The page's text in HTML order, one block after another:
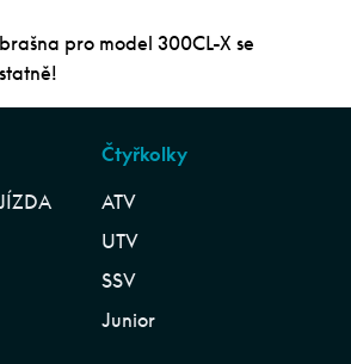
pro model 300CL-X se
Čtyřkolky
ATV
UTV
SSV
Junior